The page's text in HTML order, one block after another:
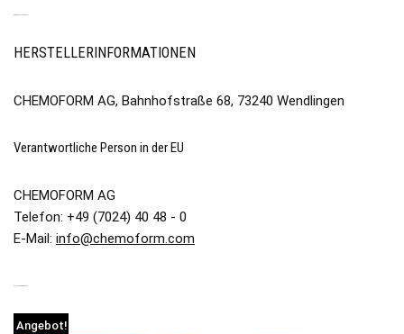
HERSTELLERINFORMATIONEN
CHEMOFORM AG, Bahnhofstraße 68, 73240 Wendlingen
Verantwortliche Person in der EU
CHEMOFORM AG
Telefon: +49 (7024) 40 48 - 0
E-Mail: info@chemoform.com
Angebot!